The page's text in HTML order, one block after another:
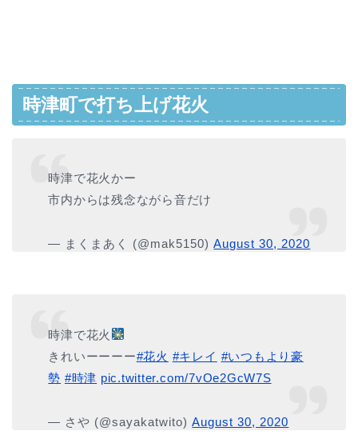
時津町で打ち上げ花火
時津で花火かー
市内からは残念ながら音だけ
— まくまあく (@mak5150)August 30, 2020
時津で花火
きれいーーーー#花火 #キレイ #いつもより豪
勢 #時津 pic.twitter.com/7vOe2GcW7S
— さや (@sayakatwito)August 30, 2020